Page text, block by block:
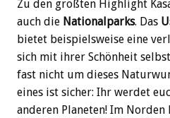
Zu den größten Highlight
auch die Nationalparks. Das
bietet beispielsweise eine
sich mit ihrer Schönheit
fast nicht um dieses
eines ist sicher: Ihr werdet
anderen Planeten! Im Norden